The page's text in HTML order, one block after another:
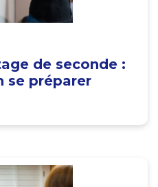
de seconde :
se préparer